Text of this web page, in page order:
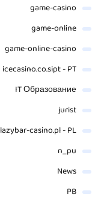
game-casino
game-online
game-online-casino
icecasino.co.sipt - PT
IT Образование
jurist
lazybar-casino.pl - PL
n_pu
News
PB